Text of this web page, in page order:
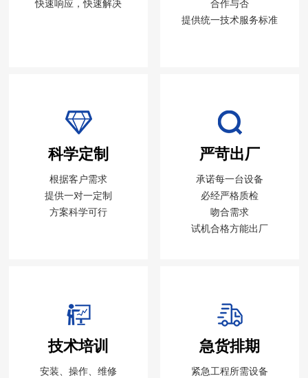
提供统一技术服务标准
科学定制
根据客户需求
提供一对一定制
方案科学可行
严苛出厂
承诺每一台设备
必经严格质检
吻合需求
试机合格方能出厂
技术培训
安装、操作、维修
急货排期
紧急工程所需设备